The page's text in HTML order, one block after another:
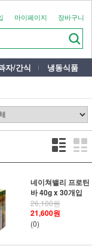
마이페이지 장바구니
자/간식 냉동식품
네이쳐밸리 프로틴
바 40g x 30개입
26,100원
21,600원
(0)